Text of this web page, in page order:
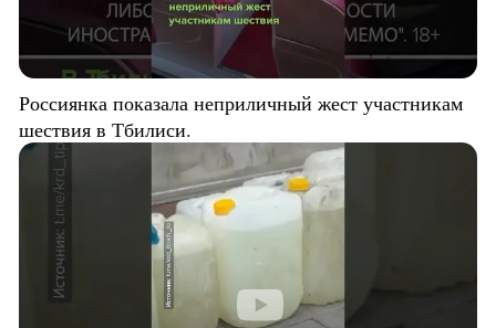
Россиянка показала неприличный жест участникам
шествия в Тбилиси.